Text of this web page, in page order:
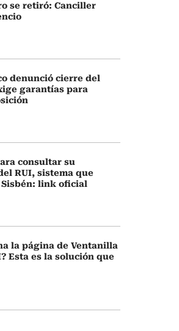
se retiró: Canciller
denunció cierre del
garantías para
consultar su
RUI, sistema que
link oficial
la página de Ventanilla
Esta es la solución que